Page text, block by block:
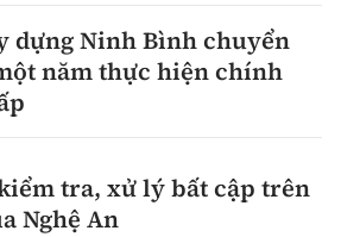
dựng Ninh Bình chuyển
năm thực hiện chính
tra, xử lý bất cập trên
Nghệ An